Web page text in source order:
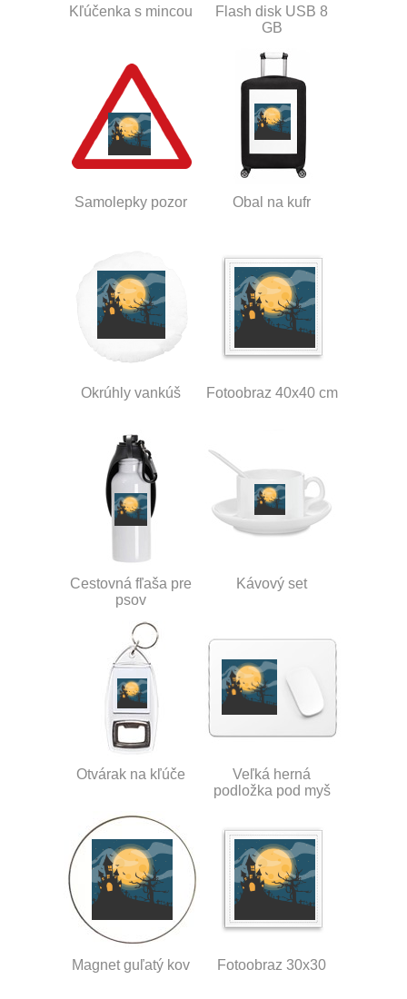
Kľúčenka s mincou
Flash disk USB 8
GB
Samolepky pozor Obal na kufr
Okrúhly vankúš Fotoobraz 40x40 cm
Cestovná fľaša pre
psov
Kávový set
Otvárak na kľúče
Veľká herná
podložka pod myš
Magnet guľatý kov Fotoobraz 30x30